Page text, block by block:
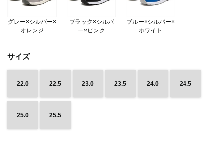
グレー×シルバー×
オレンジ
ブラック×シルバ
ー×ピンク
ブルー×シルバー×
ホワイト
サイズ
22.0 22.5 23.0 23.5 24.0 24.5
25.0 25.5